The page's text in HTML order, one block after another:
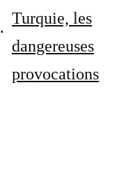
Turquie, les
dangereuses
provocations